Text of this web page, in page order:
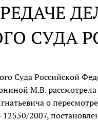
СУДА
Суда Российской
М.В. рассмотрела
о
2007,